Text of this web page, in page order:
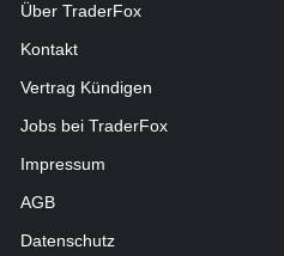
Über TraderFox
Kontakt
Vertrag Kündigen
Jobs bei TraderFox
Impressum
AGB
Datenschutz